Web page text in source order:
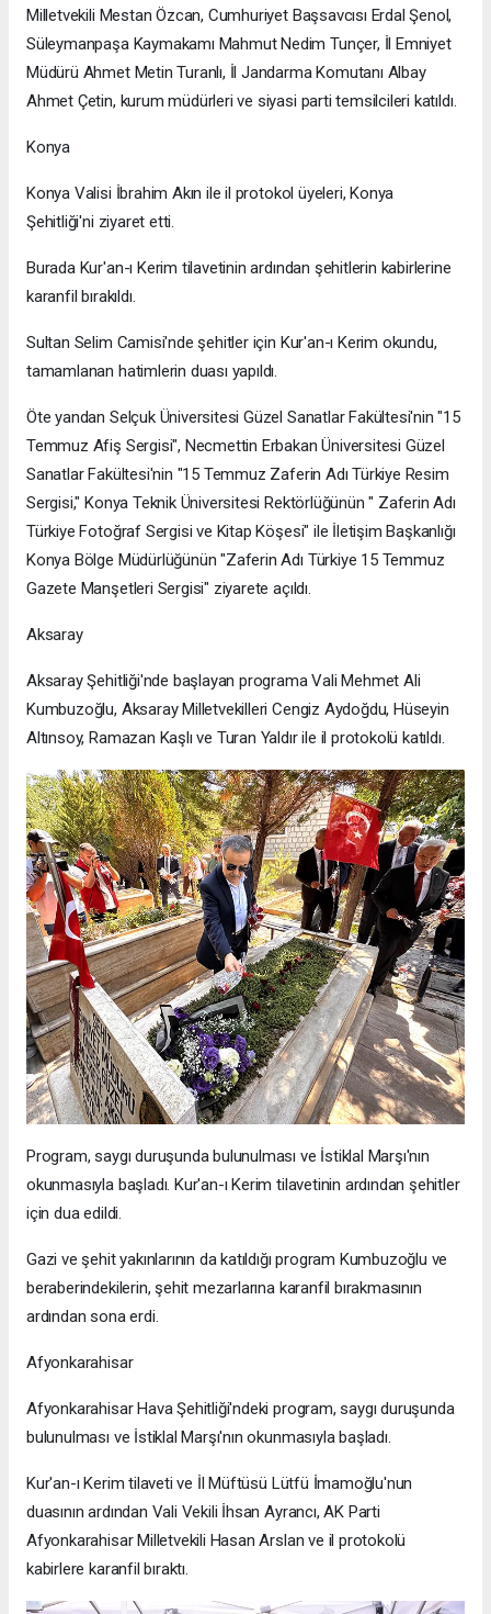
Milletvekili Mestan Özcan, Cumhuriyet Başsavcısı Erdal Şenol,
Süleymanpaşa Kaymakamı Mahmut Nedim Tunçer, İl Emniyet
Müdürü Ahmet Metin Turanlı, İl Jandarma Komutanı Albay
Ahmet Çetin, kurum müdürleri ve siyasi parti temsilcileri katıldı.
Konya
Konya Valisi İbrahim Akın ile il protokol üyeleri, Konya
Şehitliği'ni ziyaret etti.
Burada Kur'an-ı Kerim tilavetinin ardından şehitlerin kabirlerine
karanfil bırakıldı.
Sultan Selim Camisi'nde şehitler için Kur'an-ı Kerim okundu,
tamamlanan hatimlerin duası yapıldı.
Öte yandan Selçuk Üniversitesi Güzel Sanatlar Fakültesi'nin "15
Temmuz Afiş Sergisi", Necmettin Erbakan Üniversitesi Güzel
Sanatlar Fakültesi'nin "15 Temmuz Zaferin Adı Türkiye Resim
Sergisi," Konya Teknik Üniversitesi Rektörlüğünün " Zaferin Adı
Türkiye Fotoğraf Sergisi ve Kitap Köşesi" ile İletişim Başkanlığı
Konya Bölge Müdürlüğünün "Zaferin Adı Türkiye 15 Temmuz
Gazete Manşetleri Sergisi" ziyarete açıldı.
Aksaray
Aksaray Şehitliği'nde başlayan programa Vali Mehmet Ali
Kumbuzoğlu, Aksaray Milletvekilleri Cengiz Aydoğdu, Hüseyin
Altınsoy, Ramazan Kaşlı ve Turan Yaldır ile il protokolü katıldı.
Program, saygı duruşunda bulunulması ve İstiklal Marşı'nın
okunmasıyla başladı. Kur'an-ı Kerim tilavetinin ardından şehitler
için dua edildi.
Gazi ve şehit yakınlarının da katıldığı program Kumbuzoğlu ve
beraberindekilerin, şehit mezarlarına karanfil bırakmasının
ardından sona erdi.
Afyonkarahisar
Afyonkarahisar Hava Şehitliği'ndeki program, saygı duruşunda
bulunulması ve İstiklal Marşı'nın okunmasıyla başladı.
Kur'an-ı Kerim tilaveti ve İl Müftüsü Lütfü İmamoğlu'nun
duasının ardından Vali Vekili İhsan Ayrancı, AK Parti
Afyonkarahisar Milletvekili Hasan Arslan ve il protokolü
kabirlere karanfil bıraktı.